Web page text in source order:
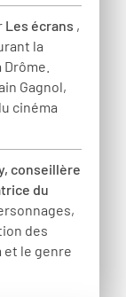
Les écrans ,
la
Gagnol,
cinéma
conseillère
du
des
et le genre